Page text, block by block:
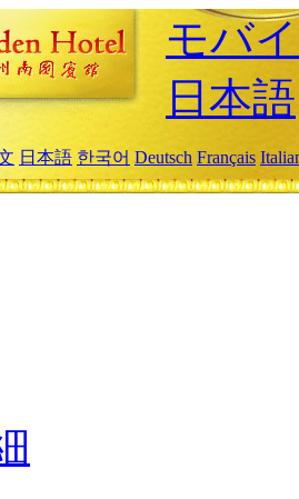
モバ
日本語
日本語 한국어 Deutsch Français